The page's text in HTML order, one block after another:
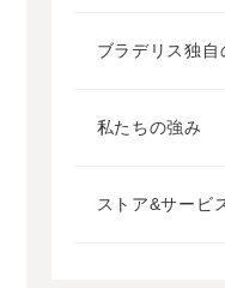
ブラデリス独
私たちの強み
ストア&サービ